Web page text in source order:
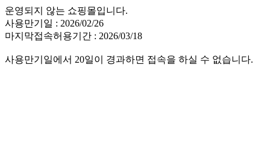
운영되지 않는 쇼핑몰입니다.
사용만기일 : 2026/02/26
마지막접속허용기간 : 2026/03/18
사용만기일에서 20일이 경과하면 접속을 하실 수 없습니다.